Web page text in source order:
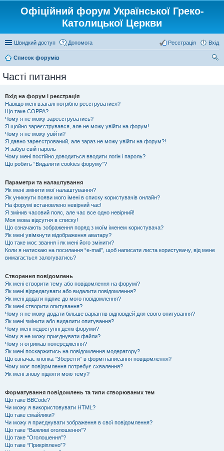
Офіційний форум Української Греко-
Католицької Церкви
Швидкий доступ Допомога Вхід
Реєстрація
Список форумів
Часті питання
Вхід на форум і реєстрація
Навіщо мені взагалі потрібно реєструватися?
Що таке COPPA?
Чому я не можу зареєструватись?
Я щойно зареєструвався, але не можу увійти на форум!
Чому я не можу увійти?
Я давно зареєстрований, але зараз не можу увійти на форум?!
Я забув свій пароль
Чому мені постійно доводиться вводити логін і пароль?
Що робить “Видалити cookies форуму”?
Параметри та налаштування
Як мені змінити мої налаштування?
Як уникнути появи мого імені в списку користувачів онлайн?
На форумі встановлено невірний час!
Я змінив часовий пояс, але час все одно невірний!
Моя мова відсутня в списку!
Що означають зображення поряд з моїм іменем користувача?
Як мені увімкнути відображення аватару?
Що таке моє звання і як мені його змінити?
Коли я натискаю на посилання “e-mail”, щоб написати листа користувачу, від мене
вимагається залогуватись?
Створення повідомлень
Як мені створити тему або повідомлення на форумі?
Як мені відредагувати або видалити повідомлення?
Як мені додати підпис до мого повідомлення?
Як мені створити опитування?
Чому я не можу додати більше варіантів відповідей для свого опитування?
Як мені змінити або видалити опитування?
Чому мені недоступні деякі форуми?
Чому я не можу приєднувати файли?
Чому я отримав попередження?
Як мені поскаржитись на повідомлення модератору?
Що означає кнопка “Зберегти” в формі написання повідомлення?
Чому моє повідомлення потребує схвалення?
Як мені знову підняти мою тему?
Форматування повідомлень та типи створюваних тем
Що таке BBCode?
Чи можу я використовувати HTML?
Що таке смайлики?
Чи можу я приєднувати зображення в свої повідомлення?
Що таке “Важливі оголошення”?
Що таке “Оголошення”?
Що таке “Прикріплено”?